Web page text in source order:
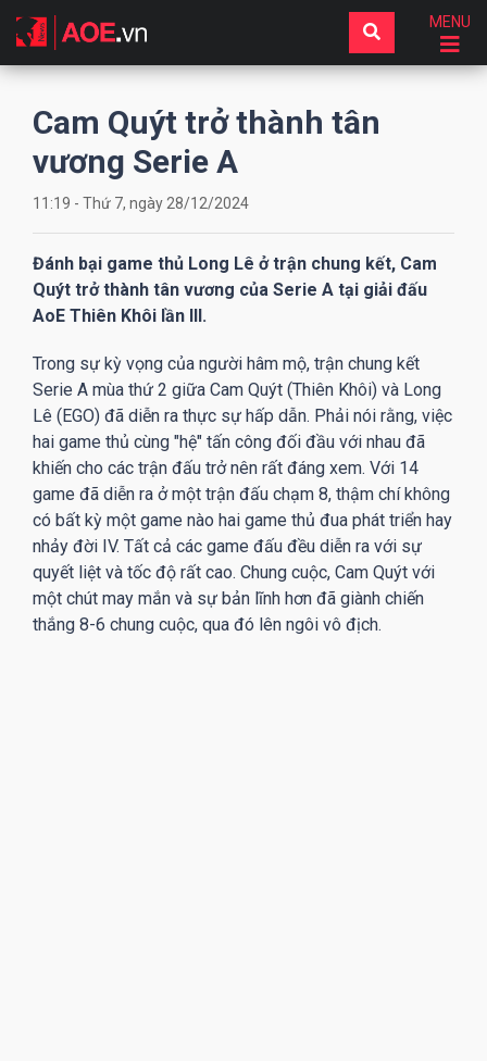
MENU
Cam Quýt trở thành tân
vương Serie A
11:19 - Thứ 7, ngày 28/12/2024
Đánh bại game thủ Long Lê ở trận chung kết, Cam
Quýt trở thành tân vương của Serie A tại giải đấu
AoE Thiên Khôi lần III.
Trong sự kỳ vọng của người hâm mộ, trận chung kết
Serie A mùa thứ 2 giữa Cam Quýt (Thiên Khôi) và Long
Lê (EGO) đã diễn ra thực sự hấp dẫn. Phải nói rằng, việc
hai game thủ cùng "hệ" tấn công đối đầu với nhau đã
khiến cho các trận đấu trở nên rất đáng xem. Với 14
game đã diễn ra ở một trận đấu chạm 8, thậm chí không
có bất kỳ một game nào hai game thủ đua phát triển hay
nhảy đời IV. Tất cả các game đấu đều diễn ra với sự
quyết liệt và tốc độ rất cao. Chung cuộc, Cam Quýt với
một chút may mắn và sự bản lĩnh hơn đã giành chiến
thắng 8-6 chung cuộc, qua đó lên ngôi vô địch.